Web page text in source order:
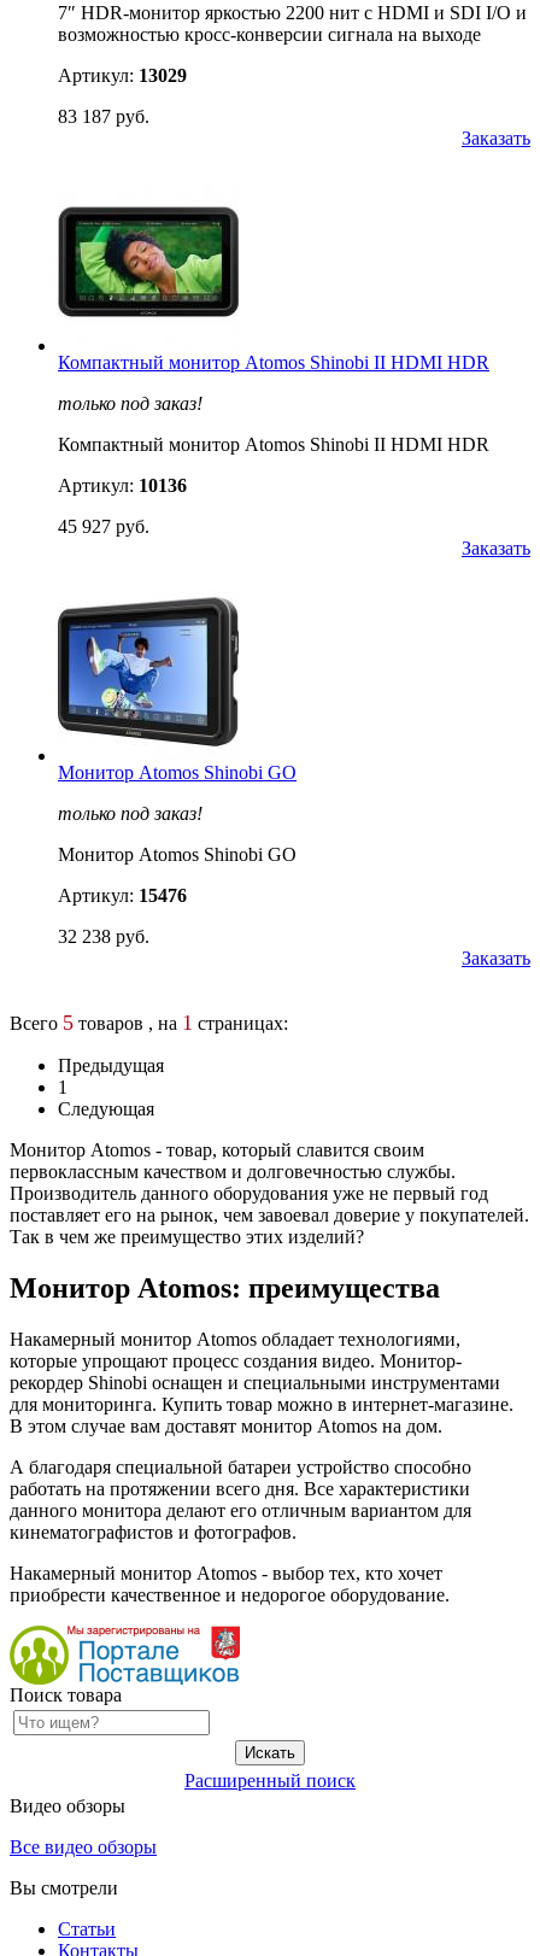
7″ HDR-монитор яркостью 2200 нит с HDMI и SDI I/O и
возможностью кросс-конверсии сигнала на выходе
Артикул: 13029
83 187 руб.
Заказать
Компактный монитор Atomos Shinobi II HDMI HDR
только под заказ!
Компактный монитор Atomos Shinobi II HDMI HDR
Артикул: 10136
45 927 руб.
Заказать
Монитор Atomos Shinobi GO
только под заказ!
Монитор Atomos Shinobi GO
Артикул: 15476
32 238 руб.
Заказать
Всего 5 товаров , на 1 страницах:
Предыдущая
1
Следующая
Монитор Atomos - товар, который славится своим
первоклассным качеством и долговечностью службы.
Производитель данного оборудования уже не первый год
поставляет его на рынок, чем завоевал доверие у покупателей.
Так в чем же преимущество этих изделий?
Монитор Atomos: преимущества
Накамерный монитор Atomos обладает технологиями,
которые упрощают процесс создания видео. Монитор-
рекордер Shinobi оснащен и специальными инструментами
для мониторинга. Купить товар можно в интернет-магазине.
В этом случае вам доставят монитор Atomos на дом.
А благодаря специальной батареи устройство способно
работать на протяжении всего дня. Все характеристики
данного монитора делают его отличным вариантом для
кинематографистов и фотографов.
Накамерный монитор Atomos - выбор тех, кто хочет
приобрести качественное и недорогое оборудование.
Поиск товара
Расширенный поиск
Видео обзоры
Все видео обзоры
Вы смотрели
Статьи
Контакты